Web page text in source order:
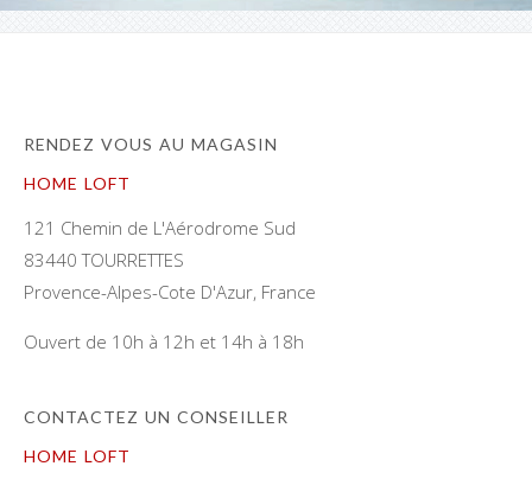
RENDEZ VOUS AU MAGASIN
HOME LOFT
121 Chemin de L'Aérodrome Sud
83440 TOURRETTES
Provence-Alpes-Cote D'Azur, France
Ouvert de 10h à 12h et 14h à 18h
CONTACTEZ UN CONSEILLER
HOME LOFT